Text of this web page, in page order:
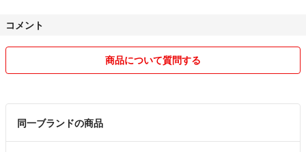
⚠️取引について⚠️
合は、支払い日時をご連絡下さい。最大で24時間はお待ち致します。
1時間、もしくはご指定頂いた期日を過ぎますとキャンセルさせて頂
なお、取り置きは基本的に致しておりませんので早い者勝ちとなりま
す。ただし、価格交渉を行った場合はその方が購入できるように致しま
コメント
商品について質問する
同一ブランドの商品